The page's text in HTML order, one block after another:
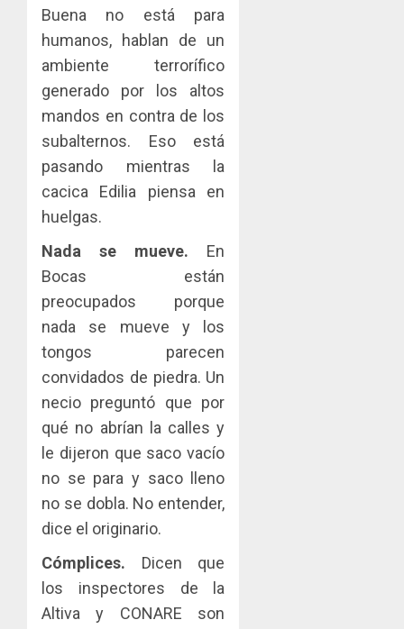
Buena no está para
humanos, hablan de un
ambiente terrorífico
generado por los altos
mandos en contra de los
subalternos. Eso está
pasando mientras la
cacica Edilia piensa en
huelgas.
Nada se mueve. En
Bocas están
preocupados porque
nada se mueve y los
tongos parecen
convidados de piedra. Un
necio preguntó que por
qué no abrían la calles y
le dijeron que saco vacío
no se para y saco lleno
no se dobla. No entender,
dice el originario.
Cómplices. Dicen que
los inspectores de la
Altiva y CONARE son